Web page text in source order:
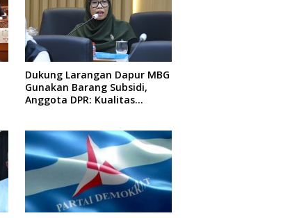
Dukung Larangan Dapur MBG
Gunakan Barang Subsidi,
Anggota DPR: Kualitas